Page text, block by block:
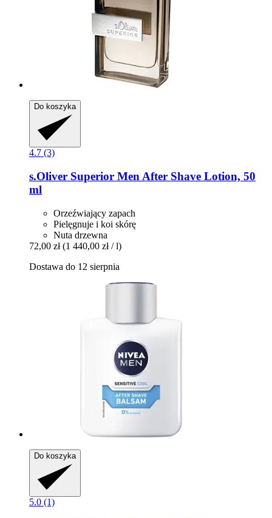
Do koszyka
4.7 (3)
s.Oliver Superior Men After Shave Lotion, 50
ml
Orzeźwiający zapach
Pielęgnuje i koi skórę
Nuta drzewna
72,00 zł (1 440,00 zł / l)
Dostawa do 12 sierpnia
Do koszyka
5.0 (1)